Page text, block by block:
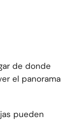
de donde
el panorama
pueden